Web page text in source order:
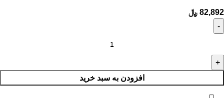
82,892 ﷼
افزودن به سبد خرید